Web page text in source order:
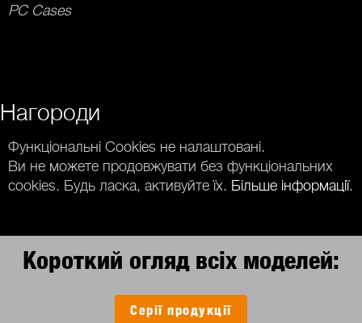
PC Cases
Нагороди
Функціональні Cookies не налаштовані.
Ви не можете продовжувати без функціональних
cookies. Будь ласка, активуйте їх. Більше інформації.
Короткий огляд всіх моделей:
Серії продукції